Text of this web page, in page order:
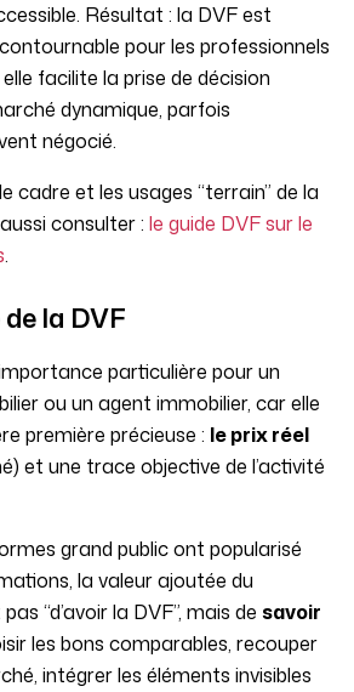
Résultat : la DVF est
pour les professionnels
facilite la prise de décision
dynamique, parfois
négocié.
cadre et les usages “terrain” de la
consulter : le guide DVF sur le
.
la DVF
particulière pour un
ou un agent immobilier, car elle
première précieuse : le prix réel
et une trace objective de l’activité
grand public ont popularisé
la valeur ajoutée du
“d’avoir la DVF”, mais de savoir
les bons comparables, recouper
intégrer les éléments invisibles